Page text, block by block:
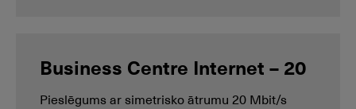
Business Centre Internet – 20
Pieslēgums ar simetrisko ātrumu 20 Mbit/s